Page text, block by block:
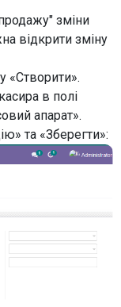
зміни
відкрити зміну
«Створити».
в полі
апарат».
та «Зберегти»: